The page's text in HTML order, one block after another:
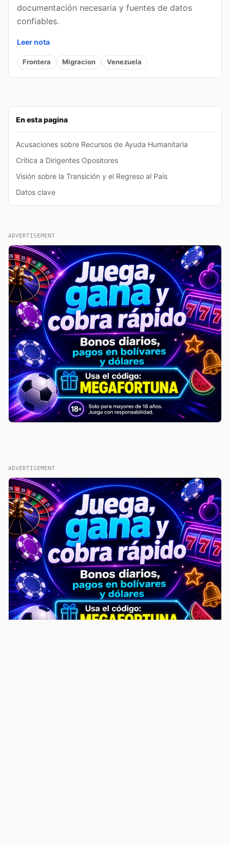
En esta pagina
Acusaciones sobre Recursos de Ayuda Humanitaria
Crítica a Dirigentes Opositores
Visión sobre la Transición y el Regreso al País
Datos clave
documentación necesaria y fuentes de datos
confiables.
Leer nota
Frontera Migracion Venezuela
ADVERTISEMENT
ADVERTISEMENT